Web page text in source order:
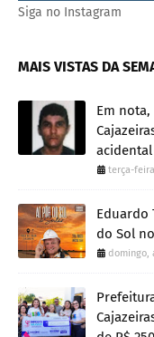
Siga no Instagram
MAIS VISTAS DA
Em
acidental
terça-
Eduardo
do Sol
domingo,